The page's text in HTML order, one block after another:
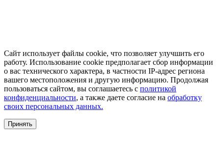
Сайт использует файлы cookie, что позволяет улучшить его
работу. Использование cookie предполагает сбор информации
о вас технического характера, в частности IP-адрес региона
вашего местоположения и другую информацию. Продолжая
пользоваться сайтом, вы соглашаетесь с политикой
конфиденциальности, а также даете согласие на обработку
своих персональных данных.
Принять